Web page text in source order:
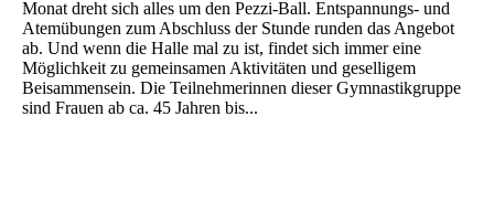
Monat dreht sich alles um den Pezzi-Ball. Entspannungs- und
Atemübungen zum Abschluss der Stunde runden das Angebot
ab. Und wenn die Halle mal zu ist, findet sich immer eine
Möglichkeit zu gemeinsamen Aktivitäten und geselligem
Beisammensein. Die Teilnehmerinnen dieser Gymnastikgruppe
sind Frauen ab ca. 45 Jahren bis...